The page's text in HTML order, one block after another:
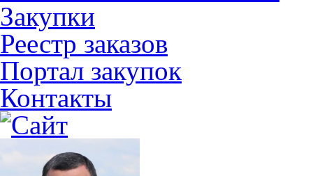
Закупки
Реестр заказов
Портал закупок
Контакты